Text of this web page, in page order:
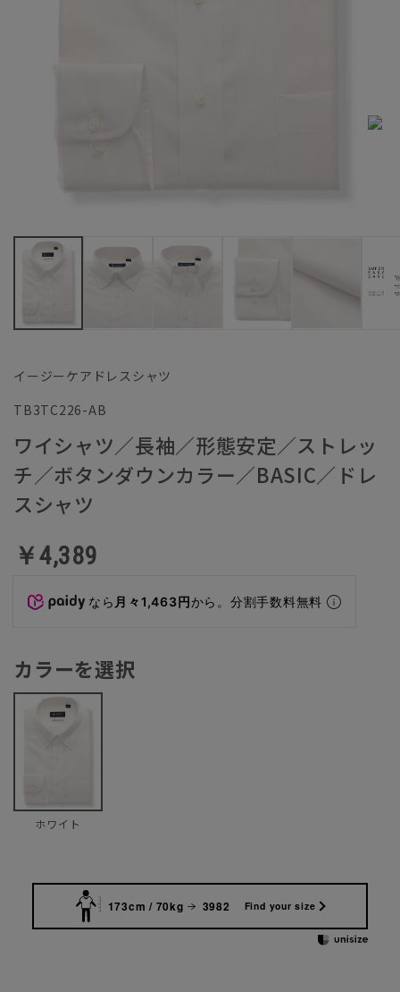
イージーケアドレスシャツ
TB3TC226-AB
ワイシャツ／長袖／形態安定／ストレッ
チ／ボタンダウンカラー／BASIC／ドレ
スシャツ
￥4,389
なら 月々1,463円から。分割手数料無料
カラーを選択
ホワイト
173cm / 70kg 3982 Find your size